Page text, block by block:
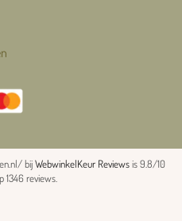
bijWebwinkelKeur Reviewsis 9.8/10
1346 reviews.